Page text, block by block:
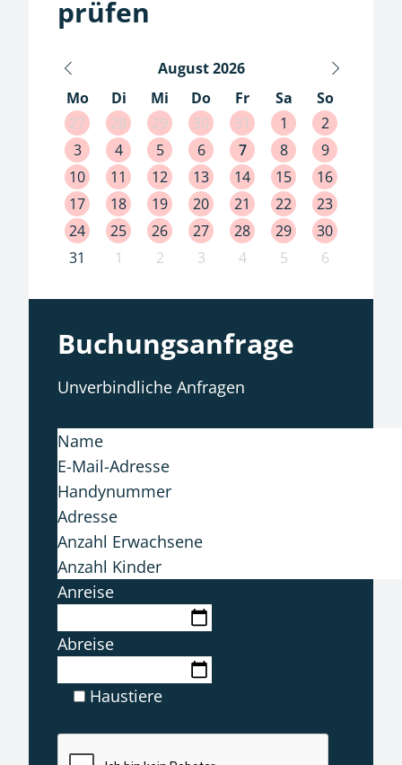
prüfen
August 2026
Mo
Di Mi Do Fr Sa
So
27
28 29 30 31 1
2
3
4 5 6 7 8
9
10
11 12 13 14 15
16
17
18 19 20 21 22
23
24
25 26 27 28 29
30
31
1 2 3 4 5 6
Buchungsanfrage
Unverbindliche Anfragen
Anreise
Abreise
Haustiere